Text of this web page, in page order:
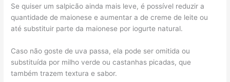
Se quiser um salpicão ainda mais leve, é possível reduzir a
quantidade de maionese e aumentar a de creme de leite ou
até substituir parte da maionese por iogurte natural.
Caso não goste de uva passa, ela pode ser omitida ou
substituída por milho verde ou castanhas picadas, que
também trazem textura e sabor.